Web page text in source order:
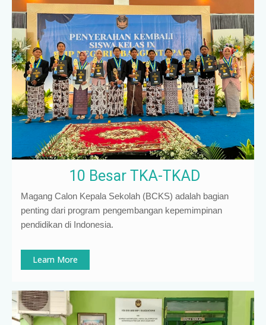
10 Besar TKA-TKAD
Magang Calon Kepala Sekolah (BCKS) adalah bagian
penting dari program pengembangan kepemimpinan
pendidikan di Indonesia.
Learn More